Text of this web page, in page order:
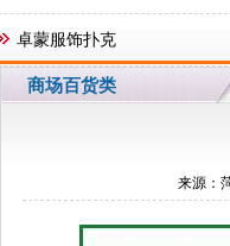
卓蒙服饰扑克
商场百货类
来源：